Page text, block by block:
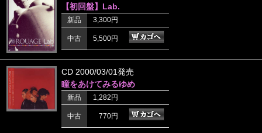
【初回盤】Lab.
新品 3,300円
中古 5,500円
CD 2000/03/01発売
瞳をあけてみるゆめ
新品 1,282円
中古 770円